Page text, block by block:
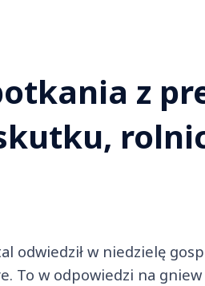
z
odwiedził w niedzielę
To w odpowiedzi na